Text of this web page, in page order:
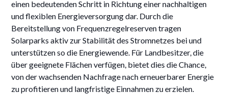
einen bedeutenden Schritt in Richtung einer nachhaltigen
und flexiblen Energieversorgung dar. Durch die
Bereitstellung von Frequenzregelreserven tragen
Solarparks aktiv zur Stabilität des Stromnetzes bei und
unterstützen so die Energiewende. Für Landbesitzer, die
über geeignete Flächen verfügen, bietet dies die Chance,
von der wachsenden Nachfrage nach erneuerbarer Energie
zu profitieren und langfristige Einnahmen zu erzielen.